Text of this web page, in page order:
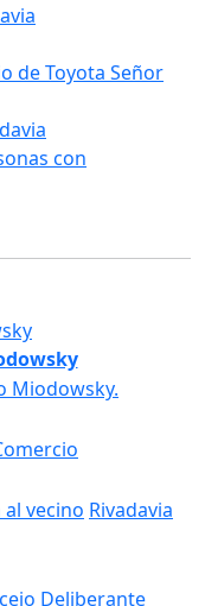
de Toyota Señor
con
vecino Rivadavia
Deliberante